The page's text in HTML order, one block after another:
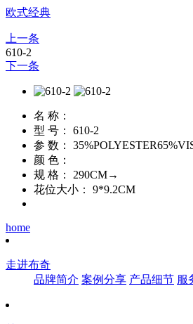
欧式经典
上一条
610-2
下一条
名 称：
型 号：
610-2
参 数：
颜 色：
规 格：
290CM→
花位大小：
9*9.2CM
home
走进布奇
品牌简介 案例分享 产品细节 服